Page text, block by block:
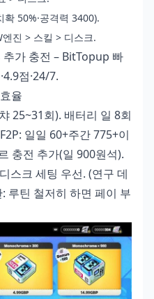
50%·공격력 3400).
진 > 스킬 > 디스크.
가 충전 – BitTopup 빠
점·24/7.
율
25~31회). 배터리 일 8회
일일 60+주간 775+이
충전 추가(일 900원석).
스크 세팅 우선. (연구 데
루틴 철저히 하면 페이 부